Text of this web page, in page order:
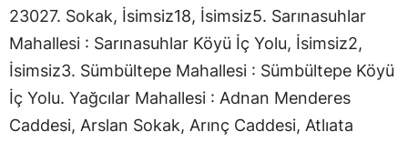
23027. Sokak, İsimsiz18, İsimsiz5. Sarınasuhlar
Mahallesi : Sarınasuhlar Köyü İç Yolu, İsimsiz2,
İsimsiz3. Sümbültepe Mahallesi : Sümbültepe Köyü
İç Yolu. Yağcılar Mahallesi : Adnan Menderes
Caddesi, Arslan Sokak, Arınç Caddesi, Atlıata